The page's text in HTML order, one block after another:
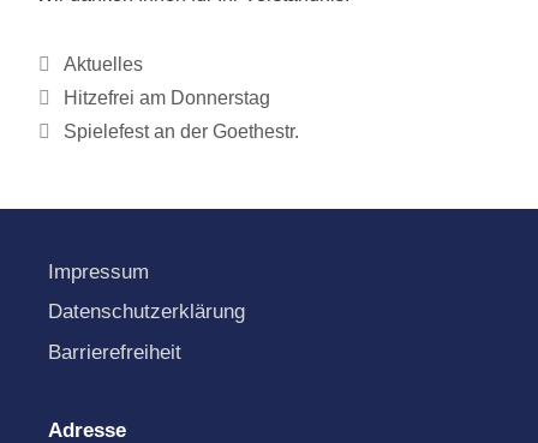
Kategorien
Aktuelles
Hitzefrei am Donnerstag
Spielefest an der Goethestr.
Impressum
Datenschutzerklärung
Barrierefreiheit
Adresse